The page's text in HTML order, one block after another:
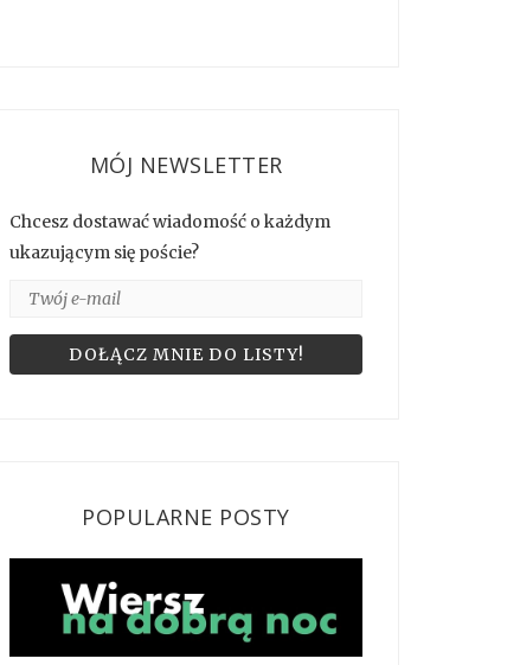
MÓJ NEWSLETTER
Chcesz dostawać wiadomość o każdym
ukazującym się poście?
POPULARNE POSTY